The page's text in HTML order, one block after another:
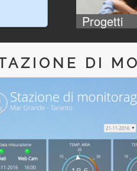
Progetti
DI